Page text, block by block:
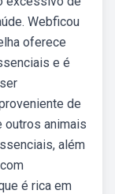
Webficou
oferece
e é
de
outros animais
além
é rica em